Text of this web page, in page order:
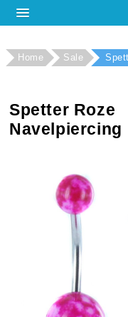
Home Sale
Spetter Roze
Navelpiercing